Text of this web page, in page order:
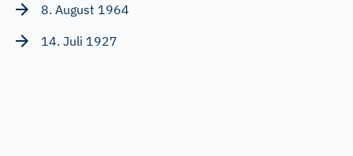
8. August 1964
14. Juli 1927